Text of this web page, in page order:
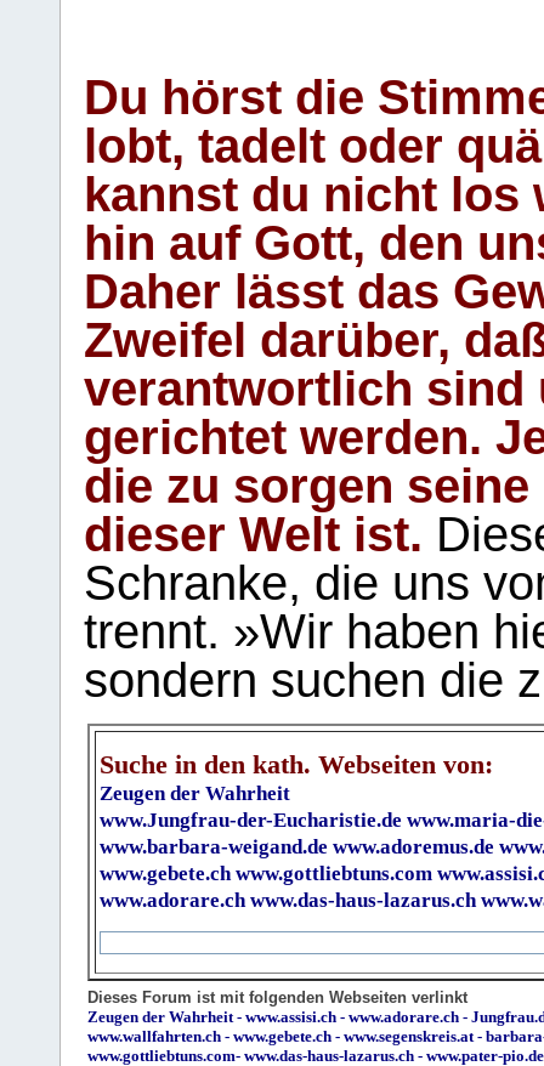
Du hörst die
lobt, tadelt oder
kannst du nicht los
hin auf Gott, den
Daher lässt das
Zweifel darüber,
verantwortlich sind
gerichtet werden.
die zu sorgen
dieser Welt ist.
Schranke, die uns
trennt. »Wir haben
sondern suchen die
Suche in den kath. Webseiten von:
Zeugen der Wahrheit
www.Jungfrau-der-Eucharistie.de www.maria-
www.barbara-weigand.de www.adoremus.de
www.gebete.ch www.gottliebtuns.com
www.adorare.ch www.das-haus-lazarus.ch
Dieses Forum ist mit folgenden Webseiten verlinkt
Zeugen der Wahrheit - www.assisi.ch - www.adorare.ch -
www.wallfahrten.ch - www.gebete.ch - www.segenskreis.at -
www.gottliebtuns.com- www.das-haus-lazarus.ch - www.pater-pio.de